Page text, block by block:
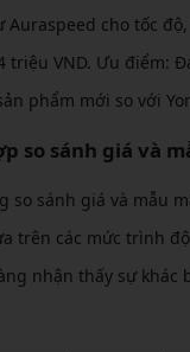
Auraspeed cho tốc
triệu VND. Ưu điểm:
phẩm mới so với
so sánh giá và
so sánh giá và mẫu
trên các mức trình
nhận thấy sự khác